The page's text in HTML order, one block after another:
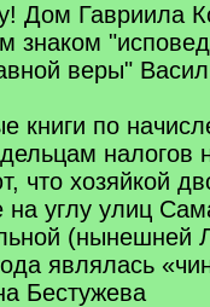
Дом Гавриила
знаком
веры"
книги по
налогов
что хозяйкой
на углу улиц
(нынешней
являлась
Бестужева